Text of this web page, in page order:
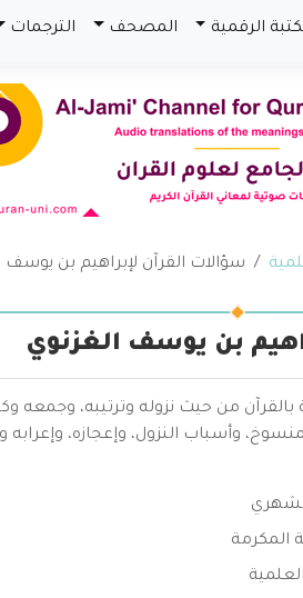
الرقمية المصحف الترجمات
سؤالات القرآن لإبراهيم بن يوسف
بن يوسف الغزنوي
من حيث نزوله وترتيبه، وجمعه
وأسباب النزول، وإعجازه،
المكرمة